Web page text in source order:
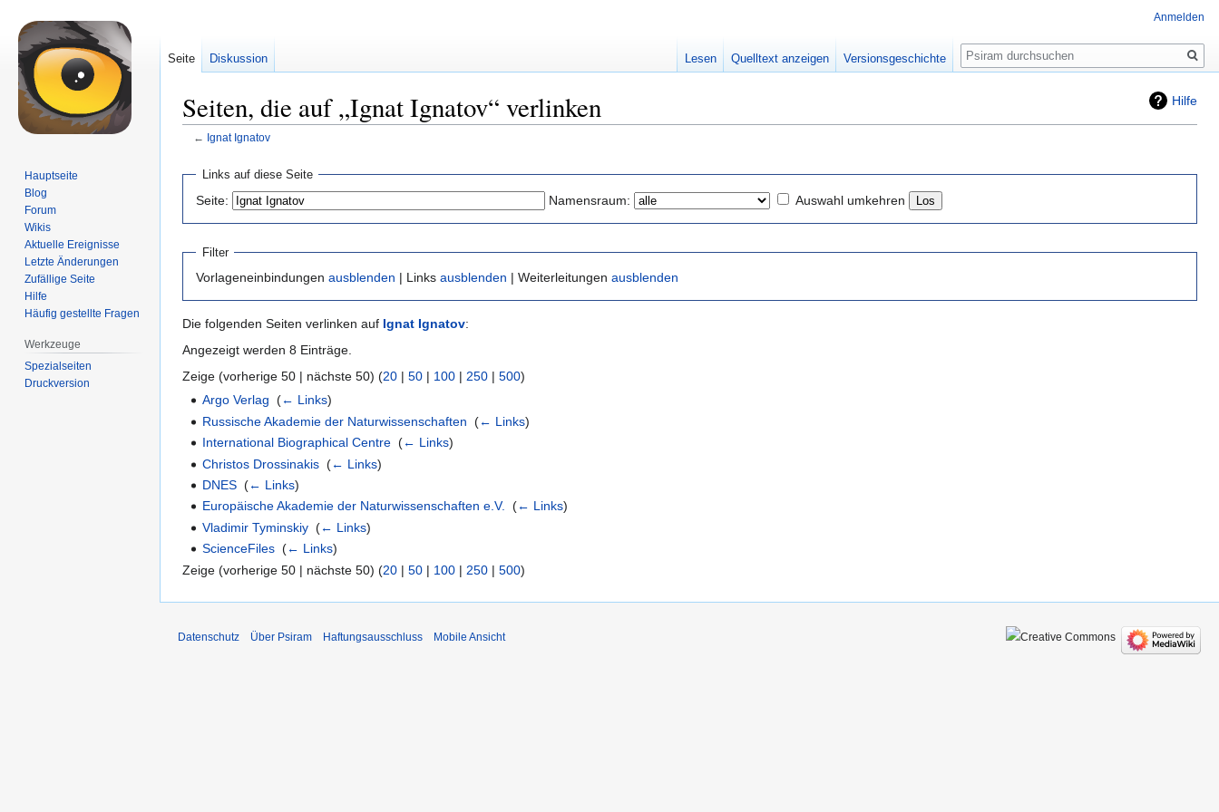
Hilfe
Seiten, die auf „Ignat Ignatov“ verlinken
← Ignat Ignatov
Navigation
springen
springen
Links auf diese Seite
Seite: Namensraum: Auswahl umkehren
Filter
Vorlageneinbindungen ausblenden | Links ausblenden | Weiterleitungen ausblenden
Die folgenden Seiten verlinken auf Ignat Ignatov:
Angezeigt werden 8 Einträge.
Zeige (vorherige 50 | nächste 50) (20 | 50 | 100 | 250 | 500)
Argo Verlag ‎(← Links)
Russische Akademie der Naturwissenschaften ‎(← Links)
International Biographical Centre ‎(← Links)
Christos Drossinakis ‎(← Links)
DNES ‎(← Links)
Europäische Akademie der Naturwissenschaften e.V. ‎(← Links)
Vladimir Tyminskiy ‎(← Links)
ScienceFiles ‎(← Links)
Zeige (vorherige 50 | nächste 50) (20 | 50 | 100 | 250 | 500)
Anmelden
Seite Diskussion Lesen Quelltext anzeigen Versionsgeschichte
Suche
Hauptseite
Blog
Forum
Wikis
Aktuelle Ereignisse
Letzte Änderungen
Zufällige Seite
Hilfe
Häufig gestellte Fragen
Werkzeuge
Spezialseiten
Druckversion
Datenschutz Über Psiram Haftungsausschluss Mobile Ansicht